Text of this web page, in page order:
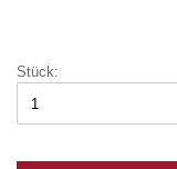
Stück: